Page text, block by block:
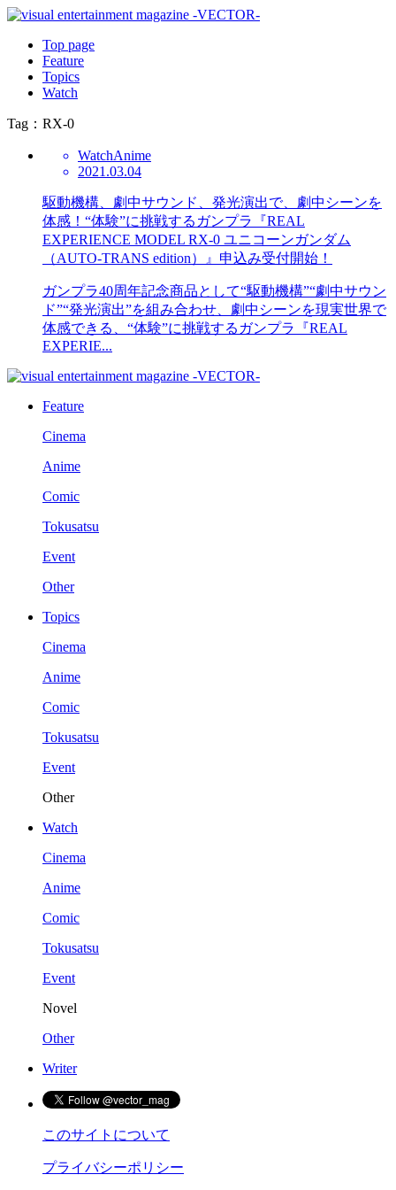
Top page
Feature
Topics
Watch
Tag：RX-0
WatchAnime
2021.03.04
駆動機構、劇中サウンド、発光演出で、劇中シーンを
体感！“体験”に挑戦するガンプラ『REAL
EXPERIENCE MODEL RX-0 ユニコーンガンダム
（AUTO-TRANS edition）』申込み受付開始！
ガンプラ40周年記念商品として“駆動機構”“劇中サウン
ド”“発光演出”を組み合わせ、劇中シーンを現実世界で
体感できる、“体験”に挑戦するガンプラ『REAL
EXPERIE...
Feature
Cinema
Anime
Comic
Tokusatsu
Event
Other
Topics
Cinema
Anime
Comic
Tokusatsu
Event
Other
Watch
Cinema
Anime
Comic
Tokusatsu
Event
Novel
Other
Writer
このサイトについて
プライバシーポリシー